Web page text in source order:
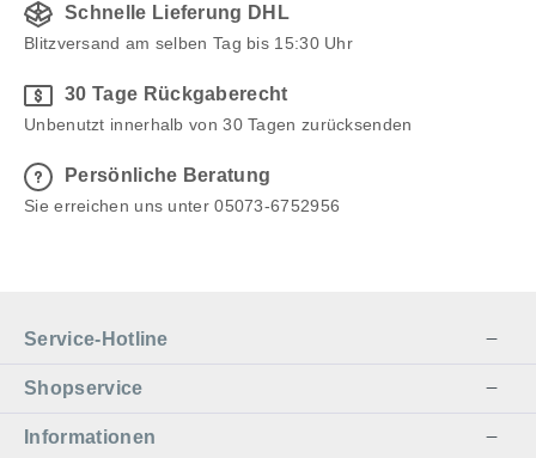
Schnelle Lieferung DHL
Blitzversand am selben Tag bis 15:30 Uhr
30 Tage Rückgaberecht
Unbenutzt innerhalb von 30 Tagen zurücksenden
Persönliche Beratung
Sie erreichen uns unter 05073-6752956
Service-Hotline
Shopservice
Informationen